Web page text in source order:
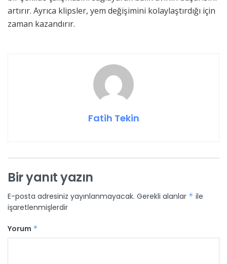
artırır. Ayrıca klipsler, yem değişimini kolaylaştırdığı için
zaman kazandırır.
Fatih Tekin
Bir yanıt yazın
E-posta adresiniz yayınlanmayacak. Gerekli alanlar * ile
işaretlenmişlerdir
Yorum *